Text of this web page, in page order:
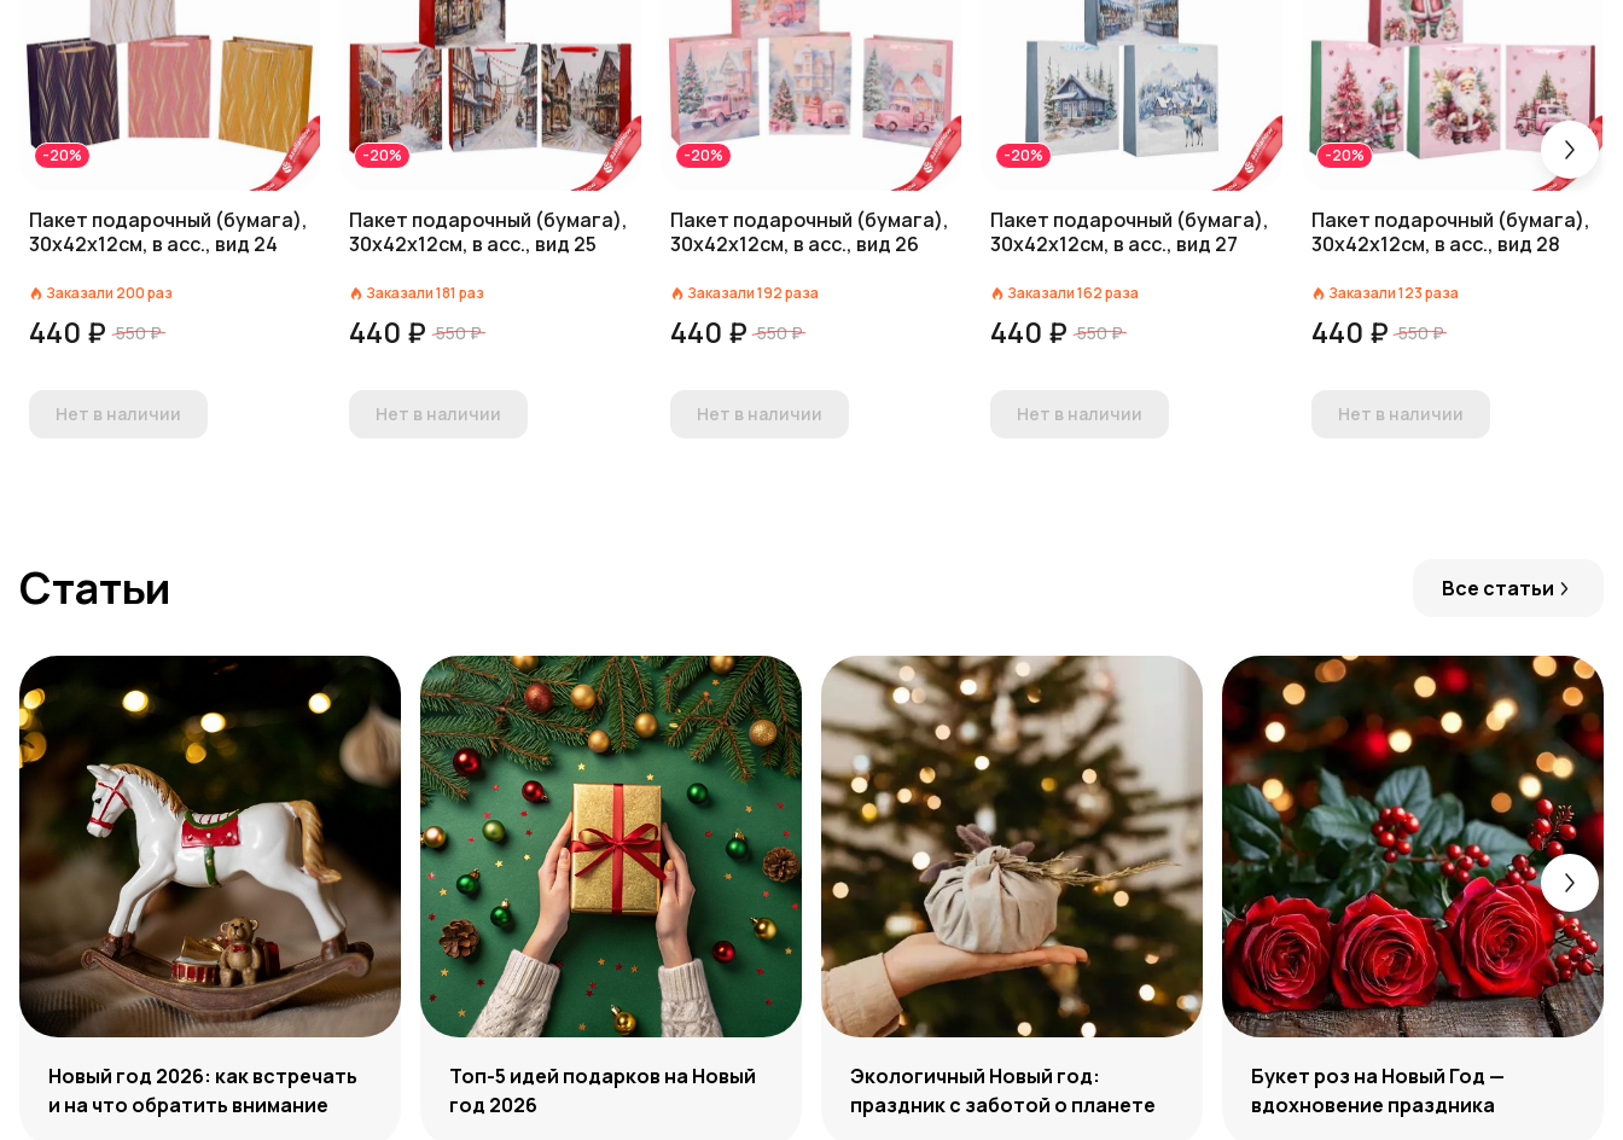
-20%
Пакет подарочный (бумага),
30х42х12см, в асс., вид 24
Заказали 200раз
440 ₽ 550 ₽
Нет в наличии
-20%
Пакет подарочный (бумага),
30х42х12см, в асс., вид 25
Заказали181 раз
440 ₽ 550 ₽
Нет в наличии
-20%
Пакет подарочный (бумага),
30х42х12см, в асс., вид 26
Заказали192раза
440 ₽ 550 ₽
Нет в наличии
-20%
Пакет подарочный (бумага),
30х42х12см, в асс., вид 27
Заказали162раза
440 ₽ 550 ₽
Нет в наличии
-20%
Пакет подарочный (бумага),
30х42х12см, в асс., вид 28
Заказали123раза
440 ₽ 550 ₽
Нет в наличии
Статьи Все статьи
Новый год 2026: как встречать
и на что обратить внимание
Топ-5 идей подарков на Новый
год 2026
Экологичный Новый год:
праздник с заботой о планете
Букет роз на Новый Год —
вдохновение праздника